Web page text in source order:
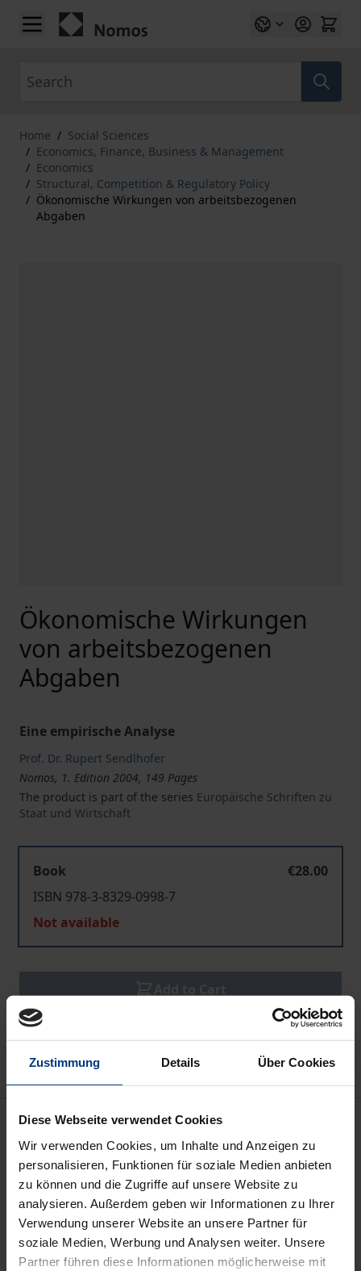
Zustimmung Details Über Cookies
Diese Webseite verwendet Cookies
Wir verwenden Cookies, um Inhalte und Anzeigen zu
personalisieren, Funktionen für soziale Medien anbieten
zu können und die Zugriffe auf unsere Website zu
analysieren. Außerdem geben wir Informationen zu Ihrer
Verwendung unserer Website an unsere Partner für
soziale Medien, Werbung und Analysen weiter. Unsere
Partner führen diese Informationen möglicherweise mit
Skip to Content
Home / Social Sciences
/ Economics, Finance, Business & Management
/ Economics
/ Structural, Competition & Regulatory Policy
/ Ökonomische Wirkungen von arbeitsbezogenen
Abgaben
Ökonomische Wirkungen
von arbeitsbezogenen
Abgaben
Eine empirische Analyse
Prof. Dr. Rupert Sendlhofer
Nomos, 1. Edition 2004, 149 Pages
The product is part of the series Europäische Schriften zu
Staat und Wirtschaft
Book
€28.00
ISBN 978-3-8329-0998-7
Not available
Add to Wish List
Delivery cost notice
Description
In der steuerpolitischen Diskussion wird häufig eine
geringere Abgabenbelastung des Faktors Arbeit
gefordert. Man erwartet sich davon niedrigere
Arbeitskosten und positive Effekte auf die
Beschäftigung. Aber führt eine Senkung der